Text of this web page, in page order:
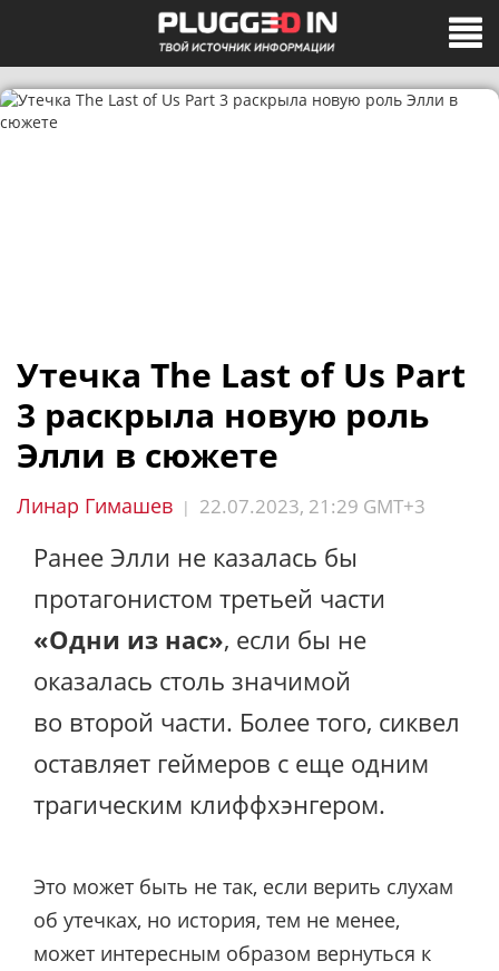
Утечка The Last of Us Part
3 раскрыла новую роль
Элли в сюжете
Линар Гимашев | 22.07.2023, 21:29 GMT+3
Ранее Элли не казалась бы
протагонистом третьей части
«Одни из нас», если бы не
оказалась столь значимой
во второй части. Более того, сиквел
оставляет геймеров с еще одним
трагическим клиффхэнгером.
Это может быть не так, если верить слухам
об утечках, но история, тем не менее,
может интересным образом вернуться к